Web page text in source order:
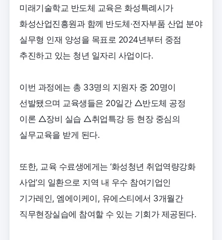
미래기술학교 반도체 교육은 화성특례시가
화성산업진흥원과 함께 반도체·전자부품 산업 분야
실무형 인재 양성을 목표로 2024년부터 중점
추진하고 있는 청년 일자리 사업이다.
이번 과정에는 총 33명의 지원자 중 20명이
선발됐으며 교육생들은 20일간 △반도체 공정
이론 △장비 실습 △취업특강 등 현장 중심의
실무교육을 받게 된다.
또한, 교육 수료생에게는 ‘화성청년 취업역량강화
사업’의 일환으로 지역 내 우수 참여기업인
기가레인, 엠에이케이, 유에스티에서 3개월간
직무현장실습에 참여할 수 있는 기회가 제공된다.